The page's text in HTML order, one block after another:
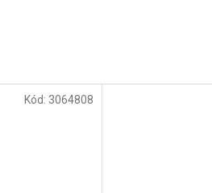
Kód: 3064808